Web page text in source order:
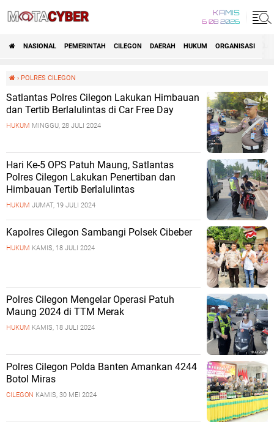
KAMIS
6 08 2026
NASIONAL PEMERINTAH CILEGON DAERAH HUKUM ORGANISASI
› POLRES CILEGON
Satlantas Polres Cilegon Lakukan Himbauan
dan Tertib Berlalulintas di Car Free Day
HUKUM MINGGU, 28 JULI 2024
Hari Ke-5 OPS Patuh Maung, Satlantas
Polres Cilegon Lakukan Penertiban dan
Himbauan Tertib Berlalulintas
HUKUM JUMAT, 19 JULI 2024
Kapolres Cilegon Sambangi Polsek Cibeber
HUKUM KAMIS, 18 JULI 2024
Polres Cilegon Mengelar Operasi Patuh
Maung 2024 di TTM Merak
HUKUM KAMIS, 18 JULI 2024
Polres Cilegon Polda Banten Amankan 4244
Botol Miras
CILEGON KAMIS, 30 MEI 2024